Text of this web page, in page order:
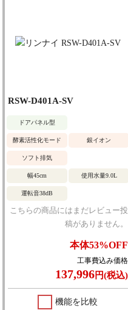
RSW-D401A-SV
ドアパネル型
酵素活性化モード 銀イオン
ソフト排気
幅45cm 使用水量9.0L
運転音38dB
こちらの商品にはまだレビュー投
稿がありません。
本体53%OFF
工事費込み価格
137,996円(税込)
機能を比較